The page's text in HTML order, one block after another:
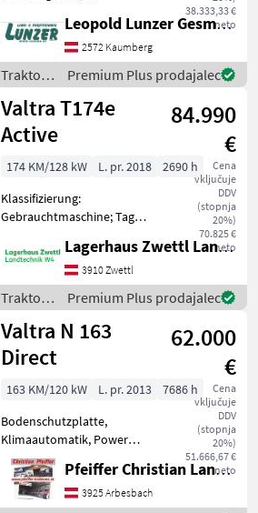
38.333,33 €
neto
Synchrongetriebe, 40 km/h,
EHR, Luftsitz, 4-Radbremse,
hyd. Bremsventil,
druckloser Rücklauf, F
Leopold Lunzer GesmbH
2572 Kaumberg
Traktor /
Valtra
Premium Plus prodajalec
Valtra T174e
Active
84.990
€
Cena
vključuje
DDV
(stopnja
20%)
70.825 €
neto
174 KM/128 kW L. pr. 2018
2690 h
Klassifizierung:
Gebrauchtmaschine; Tag
15.03.2018; Name des
Getriebes: Active 20/20;
Hydraulische Lenkung: Ja;
Frontgewichte: Ja; Anzahl
der Fron
Lagerhaus Zwettl Landtechnik
3910 Zwettl
Traktor /
Valtra
Premium Plus prodajalec
Valtra N 163
Direct
62.000
€
Cena
vključuje
DDV
(stopnja
20%)
51.666,67 €
neto
163 KM/120 kW L. pr. 2013
7686 h
Bodenschutzplatte,
Klimaautomatik, Power
Beyond Anschlüsse, Sitz
neuwertig pogon:
štirikolesni pogon,
Pfeiffer Christian Landtechnik
3925 Arbesbach